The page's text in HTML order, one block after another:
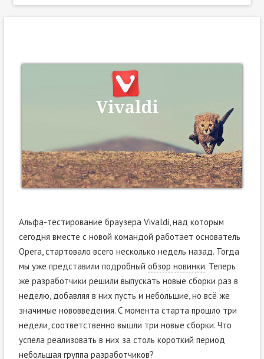
Альфа-тестирование браузера Vivaldi, над которым
сегодня вместе с новой командой работает основатель
Opera, стартовало всего несколько недель назад. Тогда
мы уже представили подробный обзор новинки. Теперь
же разработчики решили выпускать новые сборки раз в
неделю, добавляя в них пусть и небольшие, но всё же
значимые нововведения. С момента старта прошло три
недели, соответственно вышли три новые сборки. Что
успела реализовать в них за столь короткий период
небольшая группа разработчиков?